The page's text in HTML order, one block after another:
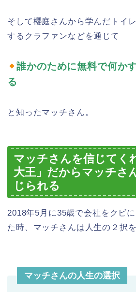
そして櫻庭さんから学んだトイ
するクラファンなどを通じて
誰かのために無料で何か
る
と知ったマッチさん。
マッチさんを信じてく
大王」だからマッチさ
じられる
2018年5月に35歳で会社をクビ
た時、マッチさんは人生の２択を
マッチさんの人生の選択